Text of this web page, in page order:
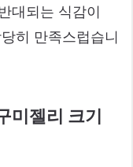
대되는 식감이
히 만족스럽습니
미젤리 크기